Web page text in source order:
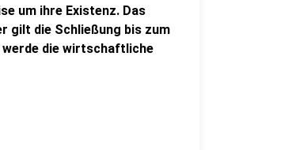
um ihre Existenz. Das
gilt die Schließung bis zum
werde die wirtschaftliche